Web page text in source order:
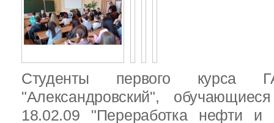
Студенты первого
"Александровский",
18.02.09 "Переработка нефти и